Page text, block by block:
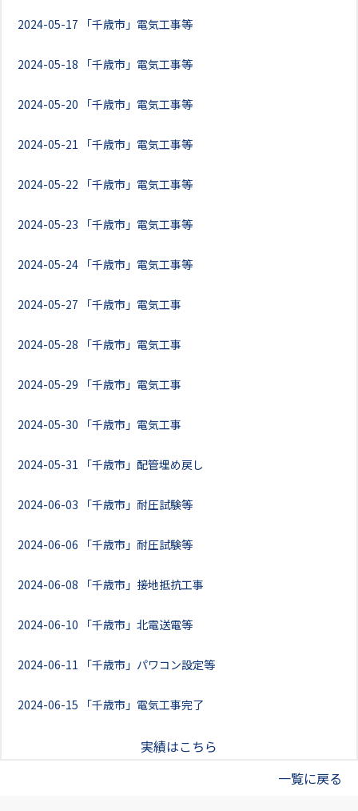
2024-05-17 「千歳市」電気工事等
2024-05-18 「千歳市」電気工事等
2024-05-20 「千歳市」電気工事等
2024-05-21 「千歳市」電気工事等
2024-05-22 「千歳市」電気工事等
2024-05-23 「千歳市」電気工事等
2024-05-24 「千歳市」電気工事等
2024-05-27 「千歳市」電気工事
2024-05-28 「千歳市」電気工事
2024-05-29 「千歳市」電気工事
2024-05-30 「千歳市」電気工事
2024-05-31 「千歳市」配管埋め戻し
2024-06-03 「千歳市」耐圧試験等
2024-06-06 「千歳市」耐圧試験等
2024-06-08 「千歳市」接地抵抗工事
2024-06-10 「千歳市」北電送電等
2024-06-11 「千歳市」パワコン設定等
2024-06-15 「千歳市」電気工事完了
実績はこちら
一覧に戻る